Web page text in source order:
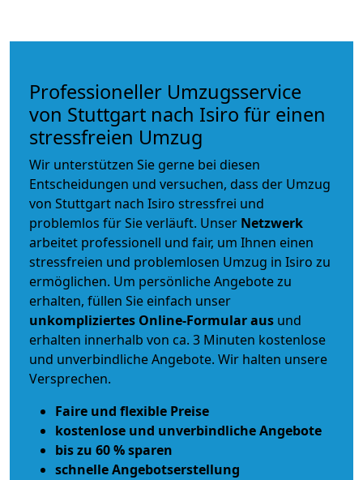
Professioneller Umzugsservice
von Stuttgart nach Isiro für einen
stressfreien Umzug
Wir unterstützen Sie gerne bei diesen
Entscheidungen und versuchen, dass der Umzug
von Stuttgart nach Isiro stressfrei und
problemlos für Sie verläuft. Unser Netzwerk
arbeitet professionell und fair, um Ihnen einen
stressfreien und problemlosen Umzug in Isiro zu
ermöglichen. Um persönliche Angebote zu
erhalten, füllen Sie einfach unser
unkompliziertes Online-Formular aus und
erhalten innerhalb von ca. 3 Minuten kostenlose
und unverbindliche Angebote. Wir halten unsere
Versprechen.
Faire und flexible Preise
kostenlose und unverbindliche Angebote
bis zu 60 % sparen
schnelle Angebotserstellung